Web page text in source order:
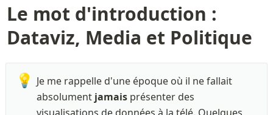
Le mot d'introduction :
Dataviz, Media et Politique
💡 Je me rappelle d'une époque où il ne fallait
absolument jamais présenter des